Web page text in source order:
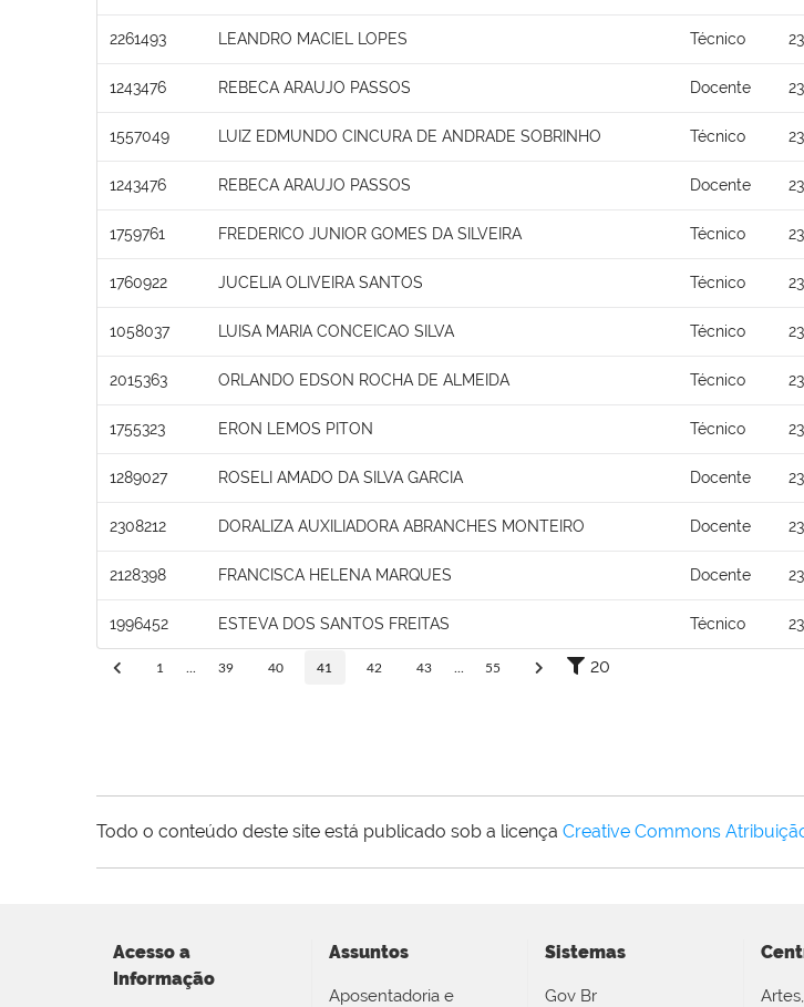
2261493 LEANDRO MACIEL LOPES Técnico
1243476 REBECA ARAUJO PASSOS Docente
1557049 LUIZ EDMUNDO CINCURA DE ANDRADE SOBRINHO Técnico
1243476 REBECA ARAUJO PASSOS Docente
1759761 FREDERICO JUNIOR GOMES DA SILVEIRA Técnico
1760922 JUCELIA OLIVEIRA SANTOS Técnico
1058037 LUISA MARIA CONCEICAO SILVA Técnico
2015363 ORLANDO EDSON ROCHA DE ALMEIDA Técnico
1755323 ERON LEMOS PITON Técnico
1289027 ROSELI AMADO DA SILVA GARCIA Docente
2308212 DORALIZA AUXILIADORA ABRANCHES MONTEIRO Docente
2128398 FRANCISCA HELENA MARQUES Docente
1996452 ESTEVA DOS SANTOS FREITAS Técnico
1 39 40 41 42 43 55 20
Todo o conteúdo deste site está publicado sob a licença Creative Commons
Acesso a
Informação
Assuntos
Aposentadoria e
Sistemas
Gov Br